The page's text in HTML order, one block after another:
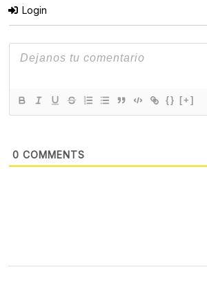
Login
{} [+]
0 COMMENTS